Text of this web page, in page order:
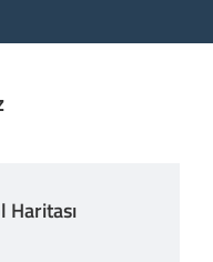
Haritası